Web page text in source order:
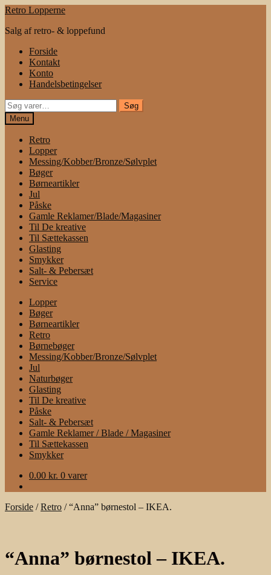
Spring
navigation
Spring
indhold
Retro Lopperne
Salg af retro- & loppefund
Forside
Kontakt
Konto
Handelsbetingelser
Søg
efter:
Søg
Menu
Retro
Lopper
Messing/Kobber/Bronze/Sølvplet
Bøger
Børneartikler
Jul
Påske
Gamle Reklamer/Blade/Magasiner
Til De kreative
Til Sættekassen
Glasting
Smykker
Salt- & Pebersæt
Service
Lopper
Bøger
Børneartikler
Retro
Børnebøger
Messing/Kobber/Bronze/Sølvplet
Jul
Naturbøger
Glasting
Til De kreative
Påske
Salt- & Pebersæt
Gamle Reklamer / Blade / Magasiner
Til Sættekassen
Smykker
0.00 kr. 0 varer
Forside /Retro /“Anna” børnestol – IKEA.
“Anna” børnestol – IKEA.